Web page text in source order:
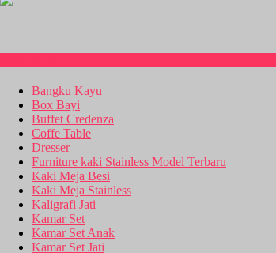
Bangku Kayu
Box Bayi
Buffet Credenza
Coffe Table
Dresser
Furniture kaki Stainless Model Terbaru
Kaki Meja Besi
Kaki Meja Stainless
Kaligrafi Jati
Kamar Set
Kamar Set Anak
Kamar Set Jati